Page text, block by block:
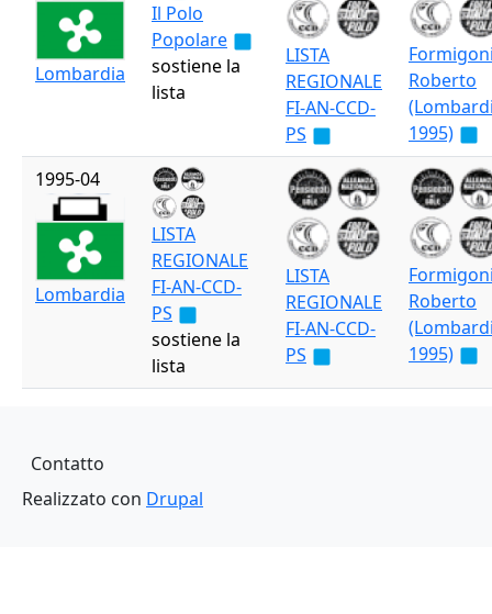
Lombardia
Il Polo
Popolare
sostiene la
lista
LISTA
REGIONALE
FI-AN-CCD-
PS
Roberto
1995)
1995-04
Lombardia
LISTA
REGIONALE
FI-AN-CCD-
PS
sostiene la
lista
LISTA
REGIONALE
FI-AN-CCD-
PS
Roberto
1995)
Piè di pagina
Contatto
Realizzato con Drupal